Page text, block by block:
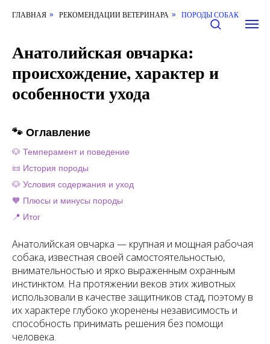
ГЛАВНАЯ » РЕКОМЕНДАЦИИ ВЕТЕРИНАРА » ПОРОДЫ СОБАК
Анатолийская овчарка:
происхождение, характер и
особенности ухода
🐾 Оглавление
🐶 Темперамент и поведение
📜 История породы
🐶 Условия содержания и уход
🧡 Плюсы и минусы породы
📍 Итог
Анатолийская овчарка — крупная и мощная рабочая
собака, известная своей самостоятельностью,
внимательностью и ярко выраженным охранным
инстинктом. На протяжении веков этих животных
использовали в качестве защитников стад, поэтому в
их характере глубоко укоренены независимость и
способность принимать решения без помощи
человека.